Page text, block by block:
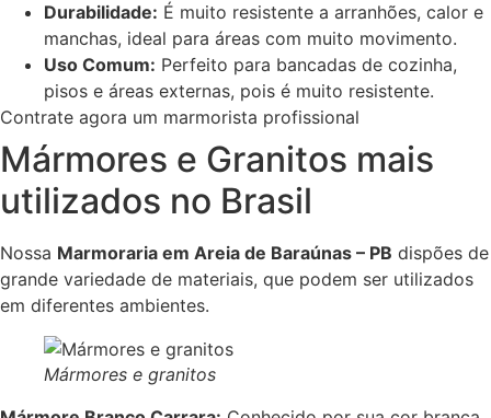
Durabilidade: É muito resistente a arranhões, calor e
manchas, ideal para áreas com muito movimento.
Uso Comum: Perfeito para bancadas de cozinha,
pisos e áreas externas, pois é muito resistente.
Contrate agora um marmorista profissional
Mármores e Granitos mais
utilizados no Brasil
Nossa Marmoraria em Areia de Baraúnas – PB dispões de
grande variedade de materiais, que podem ser utilizados
em diferentes ambientes.
Mármores e granitos